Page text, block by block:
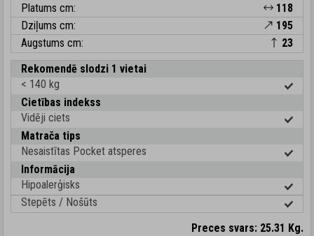
Platums cm:
118
Dziļums cm:
195
Augstums cm:
23
Rekomendē slodzi 1 vietai
< 140 kg
Cietības indekss
Vidēji ciets
Matrača tips
Nesaistītas Pocket atsperes
Informācija
Hipoalerģisks
Stepēts / Nošūts
Preces svars: 25.31 Kg.